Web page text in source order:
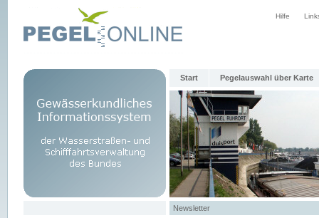
Hilfe
Start Pegelauswahl über Karte
Newsletter